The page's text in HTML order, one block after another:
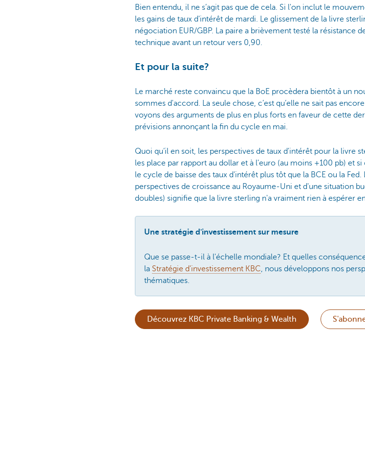
Bien entendu, il ne s’agit pas que de cela. Si l'on inclut le
les gains de taux d'intérêt de mardi. Le glissement de la livre
négociation EUR/GBP. La paire a brièvement testé la résistance
technique avant un retour vers 0,90.
Et pour la suite?
Le marché reste convaincu que la BoE procèdera bientôt à un
sommes d'accord. La seule chose, c’est qu’elle ne sait pas
voyons des arguments de plus en plus forts en faveur de cette
prévisions annonçant la fin du cycle en mai.
Quoi qu’il en soit, les perspectives de taux d'intérêt pour la livre
les place par rapport au dollar et à l'euro (au moins +100 pb) et
le cycle de baisse des taux d'intérêt plus tôt que la BCE ou la
perspectives de croissance au Royaume-Uni et d'une situation
doubles) signifie que la livre sterling n'a vraiment rien à espérer
Une stratégie d'investissement sur mesure
Que se passe-t-il à l'échelle mondiale? Et quelles
la Stratégie d'investissement KBC , nous développons nos
thématiques.
Découvrez KBC Private Banking & Wealth